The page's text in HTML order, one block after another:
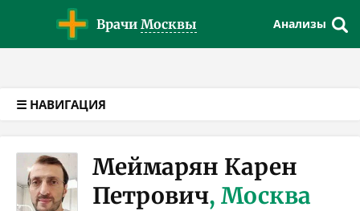
Врачи Москвы Анализы
☰ НАВИГАЦИЯ
Меймарян Карен
Петрович, Москва